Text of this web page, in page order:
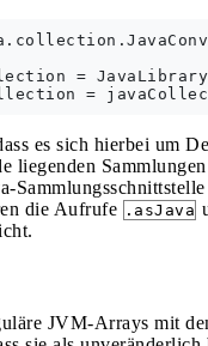
=
es sich hierbei um
liegenden
die Aufrufe .asJava
JVM-Arrays mit